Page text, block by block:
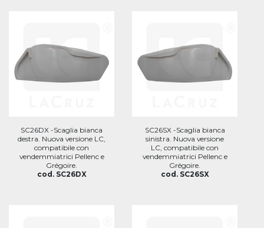
SC26DX -Scaglia bianca
destra. Nuova versione LC,
compatibile con
vendemmiatrici Pellenc e
Grégoire.
cod. SC26DX
SC26SX -Scaglia bianca
sinistra. Nuova versione
LC, compatibile con
vendemmiatrici Pellenc e
Grégoire.
cod. SC26SX